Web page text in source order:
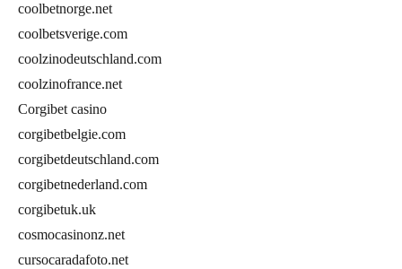
coolbetnorge.net
coolbetsverige.com
coolzinodeutschland.com
coolzinofrance.net
Corgibet casino
corgibetbelgie.com
corgibetdeutschland.com
corgibetnederland.com
corgibetuk.uk
cosmocasinonz.net
cursocaradafoto.net